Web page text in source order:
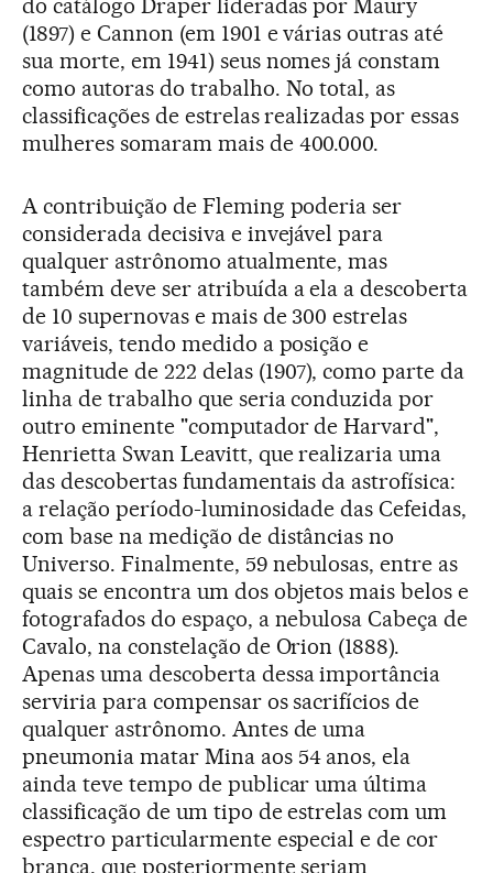
do catálogo Draper lideradas por Maury
(1897) e Cannon (em 1901 e várias outras até
sua morte, em 1941) seus nomes já constam
como autoras do trabalho. No total, as
classificações de estrelas realizadas por essas
mulheres somaram mais de 400.000.
A contribuição de Fleming poderia ser
considerada decisiva e invejável para
qualquer astrônomo atualmente, mas
também deve ser atribuída a ela a descoberta
de 10 supernovas e mais de 300 estrelas
variáveis, tendo medido a posição e
magnitude de 222 delas (1907), como parte da
linha de trabalho que seria conduzida por
outro eminente "computador de Harvard",
Henrietta Swan Leavitt, que realizaria uma
das descobertas fundamentais da astrofísica:
a relação período-luminosidade das Cefeidas,
com base na medição de distâncias no
Universo. Finalmente, 59 nebulosas, entre as
quais se encontra um dos objetos mais belos e
fotografados do espaço, a nebulosa Cabeça de
Cavalo, na constelação de Orion (1888).
Apenas uma descoberta dessa importância
serviria para compensar os sacrifícios de
qualquer astrônomo. Antes de uma
pneumonia matar Mina aos 54 anos, ela
ainda teve tempo de publicar uma última
classificação de um tipo de estrelas com um
espectro particularmente especial e de cor
branca, que posteriormente seriam